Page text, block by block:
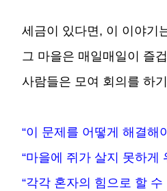
세금이 있다면, 이 이야기
그 마을은 매일매일이 즐
사람들은 모여 회의를 하
“이 문제를 어떻게 해결해
“마을에 쥐가 살지 못하게
“각각 혼자의 힘으로 할